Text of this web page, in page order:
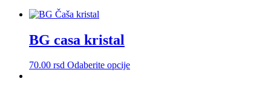
BG casa kristal
70.00 rsd Odaberite opcijeOvaj